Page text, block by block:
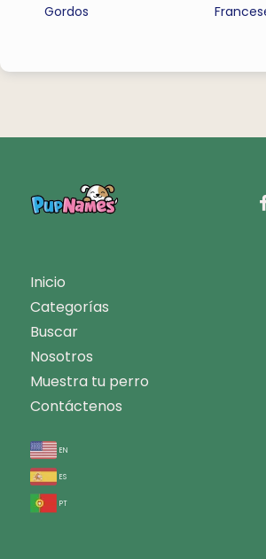
Gordos
Inicio
Categorías
Buscar
Nosotros
Muestra tu perro
Contáctenos
en
es
pt